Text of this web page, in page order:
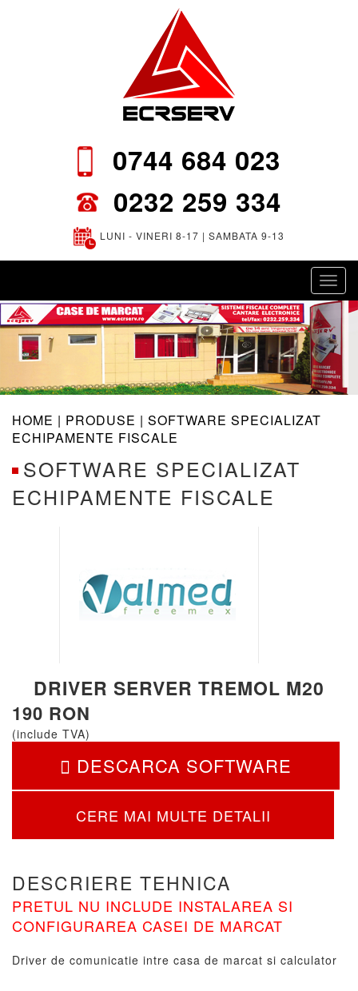
0744 684 023
0232 259 334
LUNI - VINERI 8-17 | SAMBATA 9-13
HOME | PRODUSE | SOFTWARE SPECIALIZAT
ECHIPAMENTE FISCALE
SOFTWARE SPECIALIZAT
ECHIPAMENTE FISCALE
DRIVER SERVER TREMOL M20
190 RON
(include TVA)
DESCARCA SOFTWARE
CERE MAI MULTE DETALII
DESCRIERE TEHNICA
PRETUL NU INCLUDE INSTALAREA SI
CONFIGURAREA CASEI DE MARCAT
Driver de comunicatie intre casa de marcat si calculator